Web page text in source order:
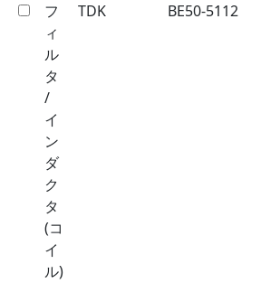
フ
ィ
ル
タ
/
イ
ン
ダ
ク
タ
(コ
イ
ル)
TDK BE50-5112